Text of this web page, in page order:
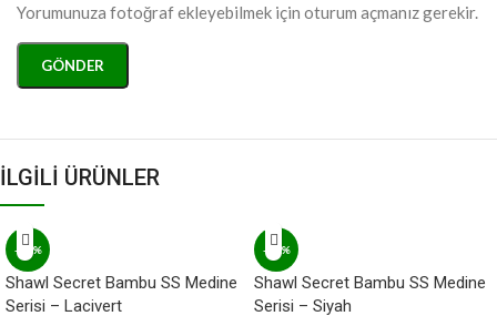
Yorumunuza fotoğraf ekleyebilmek için oturum açmanız gerekir.
İLGİLİ ÜRÜNLER
-22%
Shawl Secret Bambu SS Medine
Serisi – Lacivert
-22%
Shawl Secret Bambu SS Medine
Serisi – Siyah